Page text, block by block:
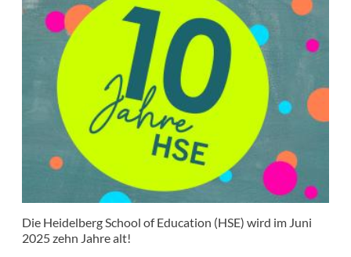
Die Heidelberg School of Education (HSE) wird im Juni
2025 zehn Jahre alt!